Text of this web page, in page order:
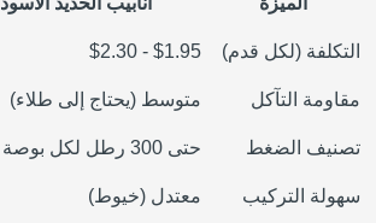
التكلفة (لكل قدم) $1.95 - $2.30
مقاومة التآكل متوسط (يحتاج إلى طلاء)
تصنيف الضغط حتى 300 رطل لكل بوصة مربعة
سهولة التركيب معتدل (خيوط)